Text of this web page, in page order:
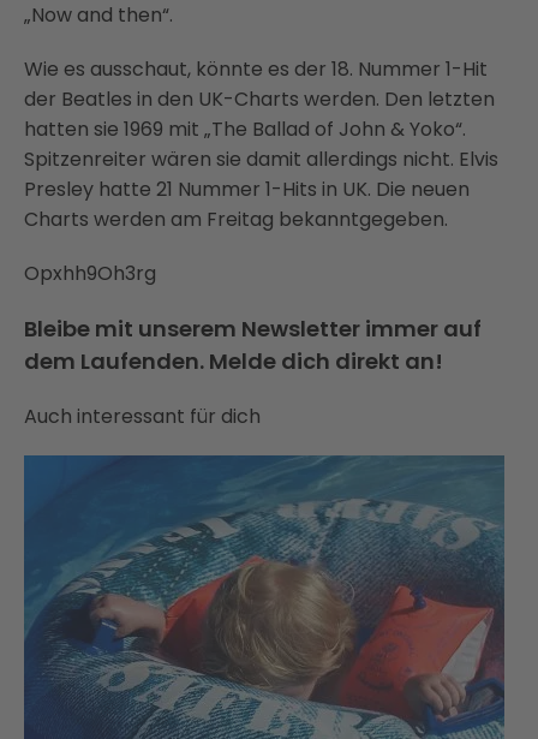
„Now and then“.
Wie es ausschaut, könnte es der 18. Nummer 1-Hit
der Beatles in den UK-Charts werden. Den letzten
hatten sie 1969 mit „The Ballad of John & Yoko“.
Spitzenreiter wären sie damit allerdings nicht. Elvis
Presley hatte 21 Nummer 1-Hits in UK. Die neuen
Charts werden am Freitag bekanntgegeben.
Opxhh9Oh3rg
Bleibe mit unserem Newsletter immer auf
dem Laufenden. Melde dich direkt an!
Auch interessant für dich